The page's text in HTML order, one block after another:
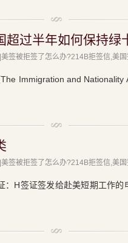
超过半年如何保持绿
|美签被拒签了怎么办?214B拒签信,美
Immigration and Nationality
|美签被拒签了怎么办?214B拒签信,美
：H签证签发给赴美短期工作